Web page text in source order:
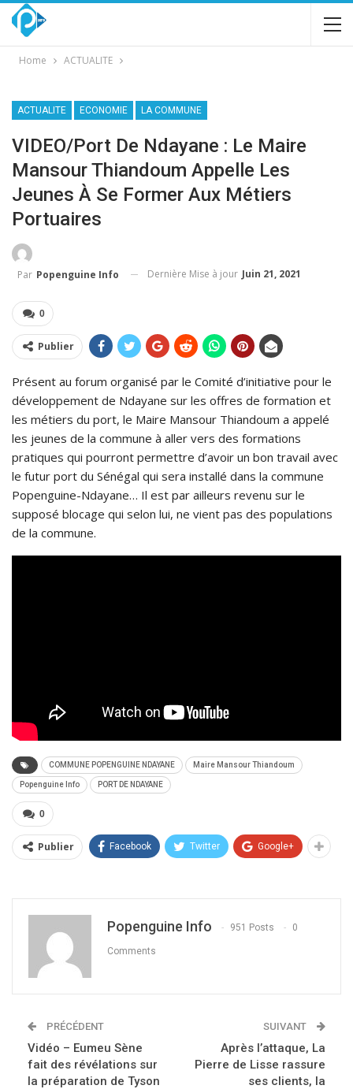
Home ACTUALITE
ACTUALITE ECONOMIE LA COMMUNE
VIDEO/Port De Ndayane : Le Maire
Mansour Thiandoum Appelle Les
Jeunes À Se Former Aux Métiers
Portuaires
Par Popenguine Info Dernière Mise à jour Juin 21, 2021
0
Publier
Présent au forum organisé par le Comité d’initiative pour le
développement de Ndayane sur les offres de formation et
les métiers du port, le Maire Mansour Thiandoum a appelé
les jeunes de la commune à aller vers des formations
pratiques qui pourront permettre d’avoir un bon travail avec
le futur port du Sénégal qui sera installé dans la commune
Popenguine-Ndayane… Il est par ailleurs revenu sur le
supposé blocage qui selon lui, ne vient pas des populations
de la commune.
COMMUNE POPENGUINE NDAYANE Maire Mansour Thiandoum
Popenguine Info PORT DE NDAYANE
0
Publier Facebook Twitter Google+
Popenguine Info 951 Posts 0
Comments
PRÉCÉDENT
Vidéo – Eumeu Sène
fait des révélations sur
la préparation de Tyson
SUIVANT
Après l’attaque, La
Pierre de Lisse rassure
ses clients, la